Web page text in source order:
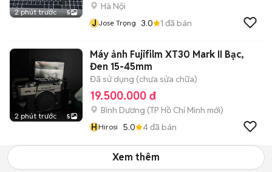
2 phút trước 5
Hà Nội
J Jose Trọng 3.0 1 đã bán
2 phút trước 5
Máy ảnh Fujifilm XT30 Mark II Bạc,
Đen 15-45mm
Đã sử dụng (chưa sửa chữa)
19.500.000 đ
Bình Dương (TP Hồ Chí Minh mới)
HHirosi 5.0 4đã bán
Xem thêm